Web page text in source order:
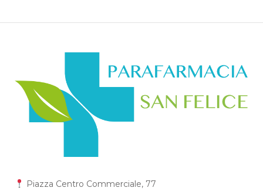
Piazza Centro Commerciale, 77